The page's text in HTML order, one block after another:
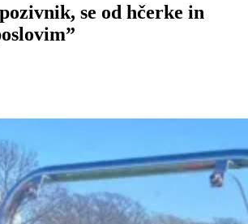
se od hčerke in